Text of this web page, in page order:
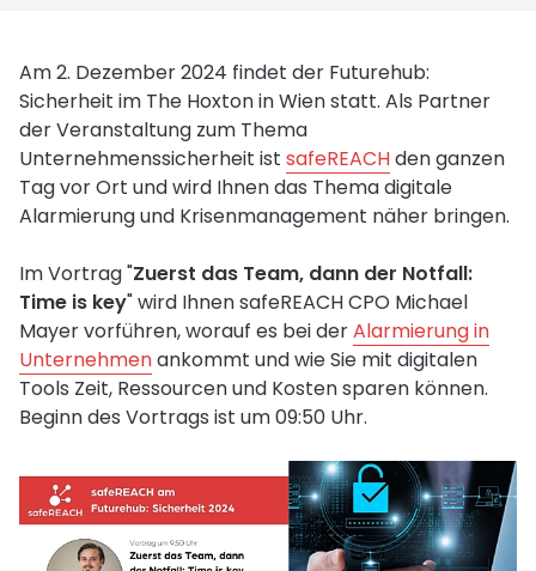
Am 2. Dezember 2024 findet der Futurehub:
Sicherheit im The Hoxton in Wien statt. Als Partner
der Veranstaltung zum Thema
Unternehmenssicherheit ist safeREACHden ganzen
Tag vor Ort und wird Ihnen das Thema digitale
Alarmierung und Krisenmanagement näher bringen.
Im Vortrag "Zuerst das Team, dann der Notfall:
Time is key" wird Ihnen safeREACH CPO Michael
Mayer vorführen, worauf es bei derAlarmierung in
Unternehmenankommt und wie Sie mit digitalen
Tools Zeit, Ressourcen und Kosten sparen können.
Beginn des Vortrags ist um 09:50 Uhr.